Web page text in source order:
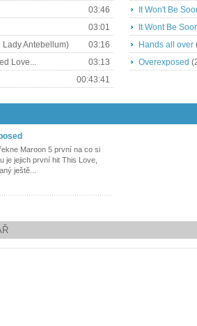
03:46
03:01
Lady Antebellum)
03:16
Love...
03:13
00:43:41
It Won't Be
It Wont Be
Hands all over
Overexposed
Maroon 5 první na co si
je jejich první hit This Love,
ještě...